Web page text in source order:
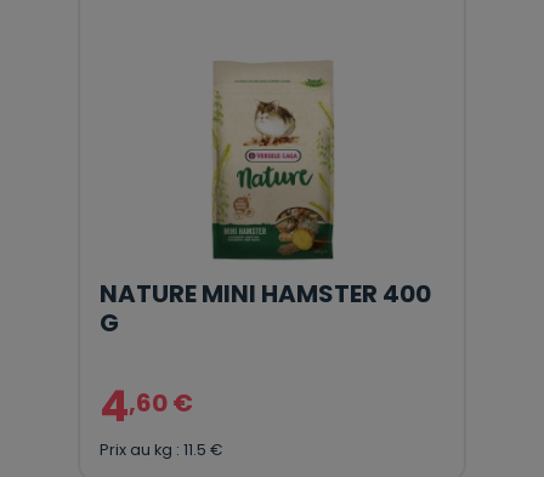
NATURE MINI HAMSTER 400
G
4,60 €
Prix au kg : 11.5 €